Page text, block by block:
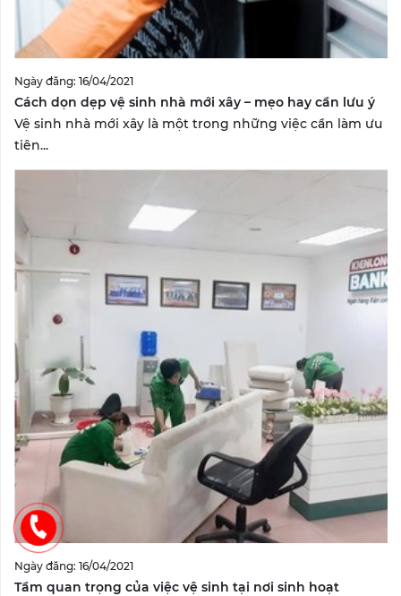
Ngày đăng: 16/04/2021
Cách dọn dẹp vệ sinh nhà mới xây – mẹo hay cần lưu ý
Vệ sinh nhà mới xây là một trong những việc cần làm ưu
tiên...
Ngày đăng: 16/04/2021
Tầm quan trọng của việc vệ sinh tại nơi sinh hoạt